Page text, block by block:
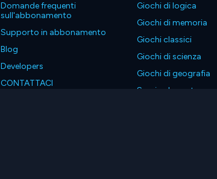
Domande frequenti
sull'abbonamento
Supporto in abbonamento
Blog
Developers
CONTATTACI
Giochi di logica
Giochi di memoria
Giochi classici
Giochi di scienza
Giochi di geografia
Scarica le nostre app